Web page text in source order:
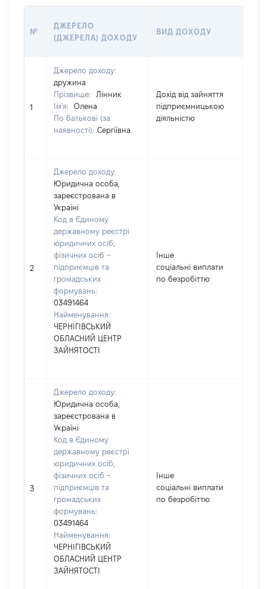
№
ДЖЕРЕЛО
(ДЖЕРЕЛА) ДОХОДУ
ВИД ДОХОДУ
1
Джерело доходу:
дружина
Прізвище:
Лінник
Ім'я:
Олена
По батькові (за
наявності): Сергіївна
Дохід від зайняття
підприємницькою
діяльністю
2
Джерело доходу:
Юридична особа,
зареєстрована в
Україні
Код в Єдиному
державному реєстрі
юридичних осіб,
фізичних осіб –
підприємців та
громадських
формувань:
03491464
Найменування:
ЧЕРНІГІВСЬКИЙ
ОБЛАСНИЙ ЦЕНТР
ЗАЙНЯТОСТІ
Інше
соціальні виплати
по безробіттю
3
Джерело доходу:
Юридична особа,
зареєстрована в
Україні
Код в Єдиному
державному реєстрі
юридичних осіб,
фізичних осіб –
підприємців та
громадських
формувань:
03491464
Найменування:
ЧЕРНІГІВСЬКИЙ
ОБЛАСНИЙ ЦЕНТР
ЗАЙНЯТОСТІ
Інше
соціальні виплати
по безробіттю